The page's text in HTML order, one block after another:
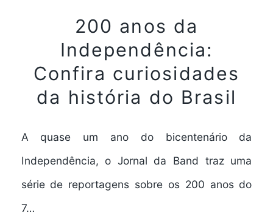
200 anos da
Independência:
Confira curiosidades
da história do Brasil
A quase um ano do bicentenário da
Independência, o Jornal da Band traz uma
série de reportagens sobre os 200 anos do
7…